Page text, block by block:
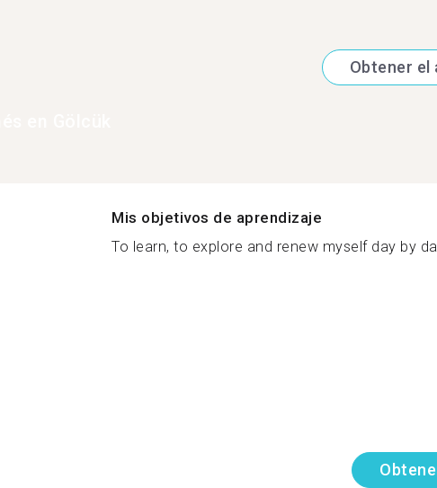
Obtener el
Mis objetivos de aprendizaje
To learn, to explore and renew myself day by